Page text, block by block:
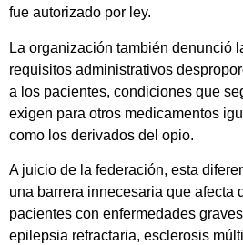
fue autorizado por ley.
La organización también denunció
requisitos administrativos
a los pacientes, condiciones que
exigen para otros medicamentos
como los derivados del opio.
A juicio de la federación, esta
una barrera innecesaria que afecta
pacientes con enfermedades
epilepsia refractaria, esclerosis